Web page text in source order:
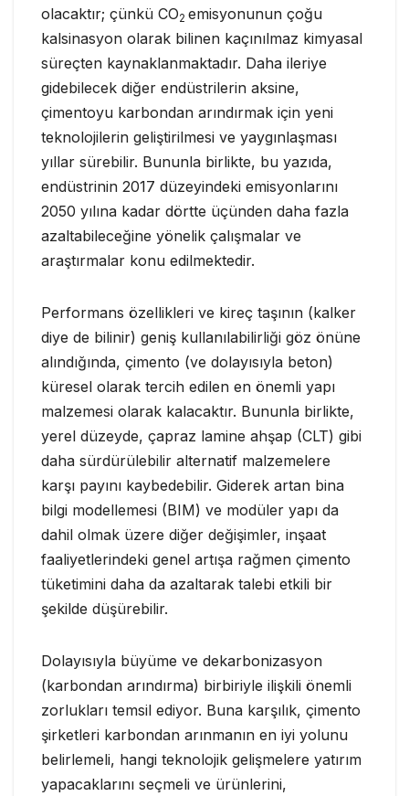
olacaktır; çünkü CO2 emisyonunun çoğu
kalsinasyon olarak bilinen kaçınılmaz kimyasal
süreçten kaynaklanmaktadır. Daha ileriye
gidebilecek diğer endüstrilerin aksine,
çimentoyu karbondan arındırmak için yeni
teknolojilerin geliştirilmesi ve yaygınlaşması
yıllar sürebilir. Bununla birlikte, bu yazıda,
endüstrinin 2017 düzeyindeki emisyonlarını
2050 yılına kadar dörtte üçünden daha fazla
azaltabileceğine yönelik çalışmalar ve
araştırmalar konu edilmektedir.
Performans özellikleri ve kireç taşının (kalker
diye de bilinir) geniş kullanılabilirliği göz önüne
alındığında, çimento (ve dolayısıyla beton)
küresel olarak tercih edilen en önemli yapı
malzemesi olarak kalacaktır. Bununla birlikte,
yerel düzeyde, çapraz lamine ahşap (CLT) gibi
daha sürdürülebilir alternatif malzemelere
karşı payını kaybedebilir. Giderek artan bina
bilgi modellemesi (BIM) ve modüler yapı da
dahil olmak üzere diğer değişimler, inşaat
faaliyetlerindeki genel artışa rağmen çimento
tüketimini daha da azaltarak talebi etkili bir
şekilde düşürebilir.
Dolayısıyla büyüme ve dekarbonizasyon
(karbondan arındırma) birbiriyle ilişkili önemli
zorlukları temsil ediyor. Buna karşılık, çimento
şirketleri karbondan arınmanın en iyi yolunu
belirlemeli, hangi teknolojik gelişmelere yatırım
yapacaklarını seçmeli ve ürünlerini,